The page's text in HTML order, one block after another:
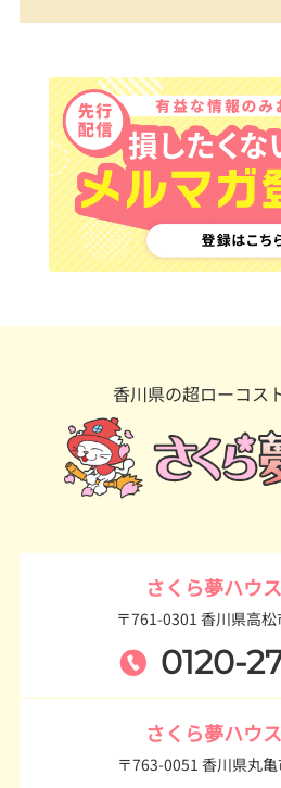
香川県の超ローコス
さくら夢ハウ
〒761-0301 香川県高
0120-
さくら夢ハウ
〒763-0051 香川県丸